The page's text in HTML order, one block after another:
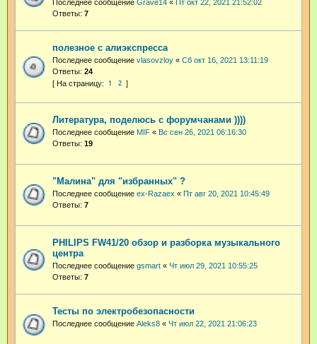
Последнее сообщение Grave14 «
Пт окт 22, 2021 21:52:02
Ответы: 7
полезное с алиэкспресса
Последнее сообщение vlasovzloy « Сб окт 16, 2021 13:11:19
Ответы: 24
1 2
Литература, поделюсь с форумчанами ))))
Последнее сообщение MIF « Вс сен 26, 2021 06:16:30
Ответы: 19
"Малина" для "избранных" ?
Последнее сообщение ex-Razaex « Пт авг 20, 2021 10:45:49
Ответы: 7
PHILIPS FW41/20 обзор и разборка музыкального
центра
Последнее сообщение gsmart « Чт июл 29, 2021 10:55:25
Ответы: 7
Тесты по электробезопасности
Последнее сообщение Aleks8 « Чт июл 22, 2021 21:06:23